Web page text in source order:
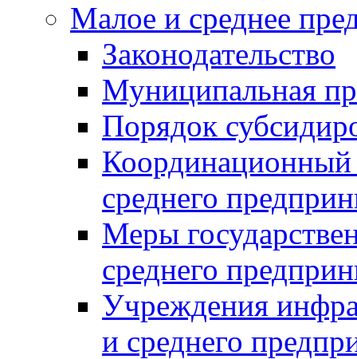
Малое и среднее
Законодательство
Муниципальная
Порядок
Координационный
среднего
Меры
среднего
Учреждения
и среднего